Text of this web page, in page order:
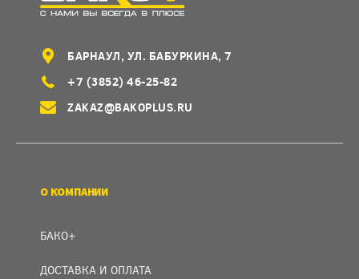
БАРНАУЛ, УЛ. БАБУРКИНА, 7
+7 (3852) 46-25-82
ZAKAZ@BAKOPLUS.RU
О КОМПАНИИ
БАКО+
ДОСТАВКА И ОПЛАТА